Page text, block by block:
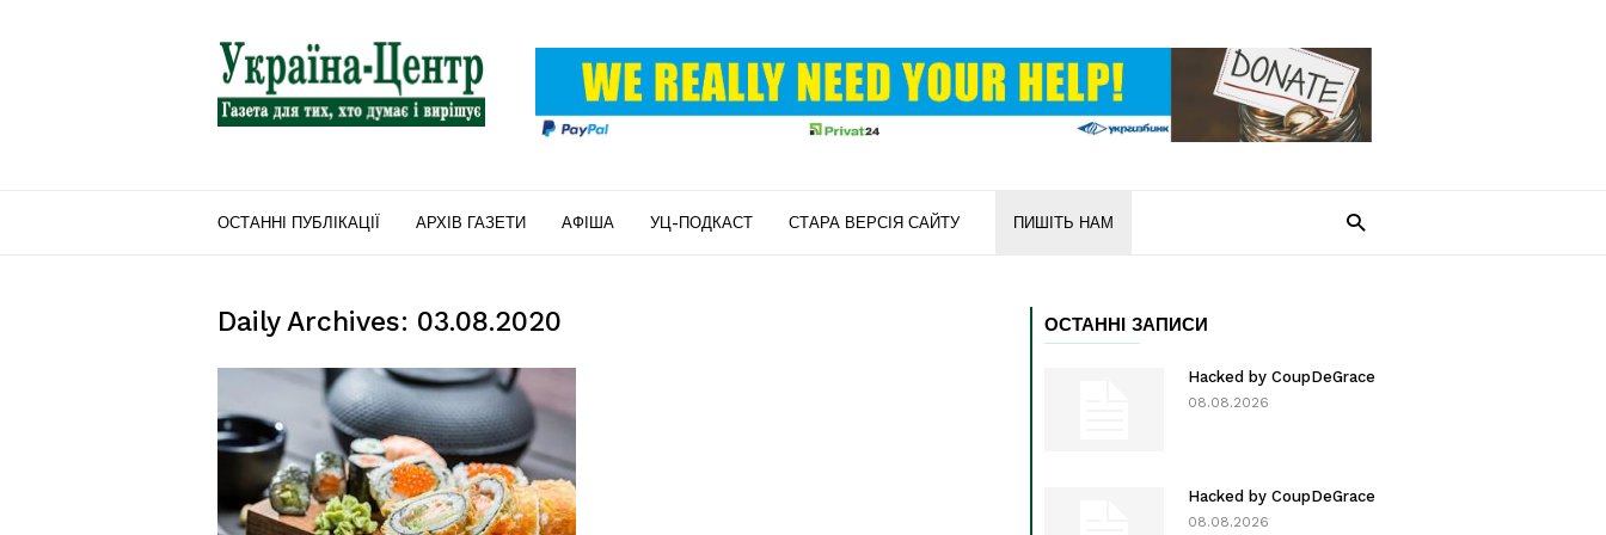
"Україна-
Центр"
ОСТАННІ ПУБЛІКАЦІЇ АРХІВ ГАЗЕТИ АФІША УЦ-ПОДКАСТ СТАРА ВЕРСІЯ САЙТУ ПИШІТЬ НАМ
Daily Archives: 03.08.2020 ОСТАННІ ЗАПИСИ
Hacked by CoupDeGrace
08.08.2026
Hacked by CoupDeGrace
08.08.2026